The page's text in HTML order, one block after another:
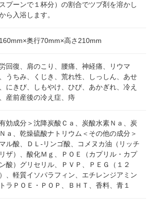
プーンで１杯分）の割合でツブ剤を溶かし
ら入浴します。
奥行70mm×高さ210mm
回復、肩のこり、腰痛、神経痛、リウマ
うちみ、くじき、荒れ性、しっしん、あせ
にきび、しもやけ、ひび、あかぎれ、冷え
産前産後の冷え症、痔
効成分＞沈降炭酸Ｃａ、炭酸水素Ｎａ、炭
ａ、乾燥硫酸ナトリウム＜その他の成分＞
ル酸、ＤＬ-リンゴ酸、コメヌカ油（リッチ
ザ）、酸化Ｍｇ、ＰＯＥ（カプリル・カプ
酸）グリセリル、ＰＶＰ、ＰＥＧ（１２
、軽質イソパラフィン、エチレンジアミン
ラＰＯＥ・ＰＯＰ、ＢＨＴ、香料、青１